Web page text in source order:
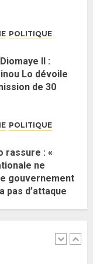
POLITIQUE
II :
Lo dévoile
de 30
POLITIQUE
rassure : «
ne
gouvernement
pas d’attaque
»
II :
de 30
rassure : «
»